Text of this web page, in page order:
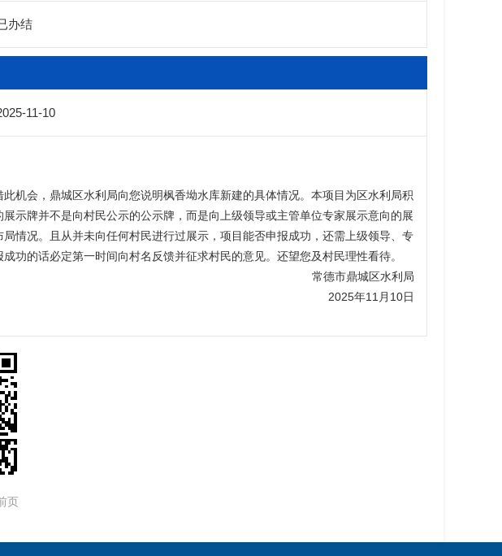
办结
11-10
机会，鼎城区水利局向您说明枫香坳水库新建的具体情况。本项目为区水利局积
示牌并不是向村民公示的公示牌，而是向上级领导或主管单位专家展示意向的展
情况。且从并未向任何村民进行过展示，项目能否申报成功，还需上级领导、专
功的话必定第一时间向村名反馈并征求村民的意见。还望您及村民理性看待。
常德市鼎城区水利局
2025年11月10日
页